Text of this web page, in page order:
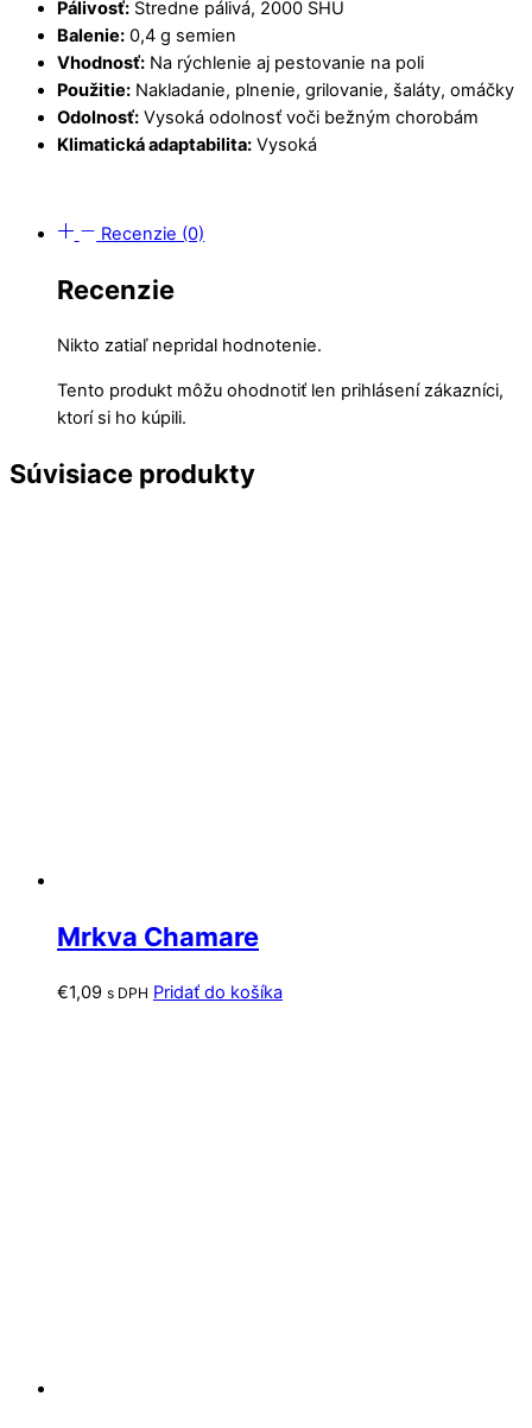
Pálivosť: Stredne pálivá, 2000 SHU
Balenie: 0,4 g semien
Vhodnosť: Na rýchlenie aj pestovanie na poli
Použitie: Nakladanie, plnenie, grilovanie, šaláty, omáčky
Odolnosť: Vysoká odolnosť voči bežným chorobám
Klimatická adaptabilita: Vysoká
Recenzie (0)
Recenzie
Nikto zatiaľ nepridal hodnotenie.
Tento produkt môžu ohodnotiť len prihlásení zákazníci,
ktorí si ho kúpili.
Súvisiace produkty
Mrkva Chamare
€1,09 s DPH Pridať do košíka